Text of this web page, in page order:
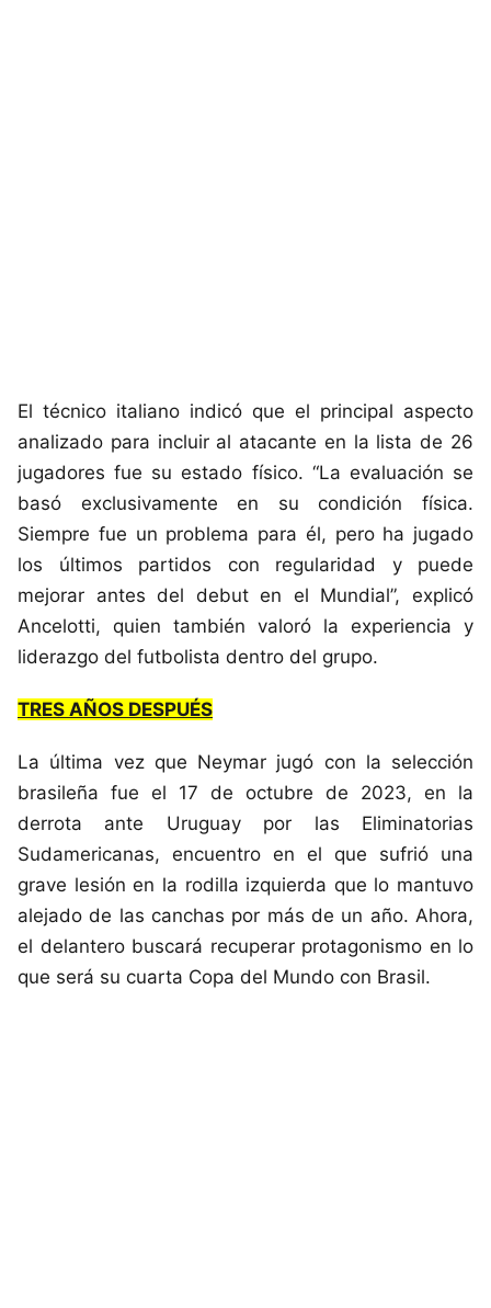
El técnico italiano indicó que el principal aspecto
analizado para incluir al atacante en la lista de 26
jugadores fue su estado físico. “La evaluación se
basó exclusivamente en su condición física.
Siempre fue un problema para él, pero ha jugado
los últimos partidos con regularidad y puede
mejorar antes del debut en el Mundial”, explicó
Ancelotti, quien también valoró la experiencia y
liderazgo del futbolista dentro del grupo.
TRES AÑOS DESPUÉS
La última vez que Neymar jugó con la selección
brasileña fue el 17 de octubre de 2023, en la
derrota ante Uruguay por las Eliminatorias
Sudamericanas, encuentro en el que sufrió una
grave lesión en la rodilla izquierda que lo mantuvo
alejado de las canchas por más de un año. Ahora,
el delantero buscará recuperar protagonismo en lo
que será su cuarta Copa del Mundo con Brasil.